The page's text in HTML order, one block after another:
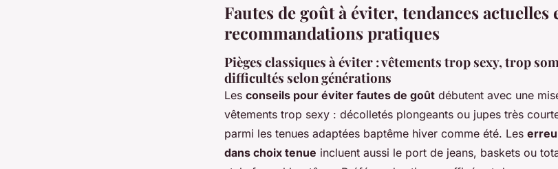
Fautes de goût à éviter, tendances actuelles
recommandations pratiques
Pièges classiques à éviter : vêtements trop sexy, trop
difficultés selon générations
Les conseils pour éviter fautes de goût débutent avec une
vêtements trop sexy : décolletés plongeants ou jupes très
parmi les tenues adaptées baptême hiver comme été. Les
dans choix tenue incluent aussi le port de jeans, baskets ou